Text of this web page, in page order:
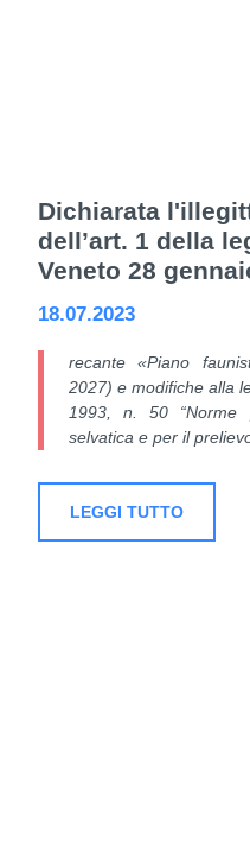
Dichiarata
dell’art. 1 della
Veneto 28
18.07.2023
recante «Piano
2027) e modifiche alla
1993, n. 50 “Norme
selvatica e per il
LEGGI TUTTO